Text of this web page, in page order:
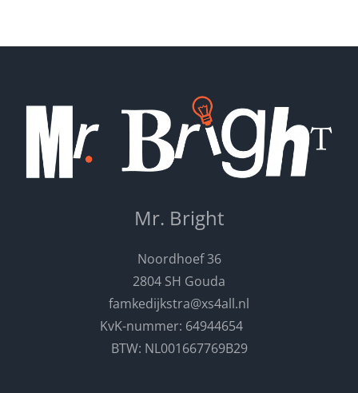
Mr. Bright
Noordhoef 36
2804 SH Gouda
famkedijkstra@xs4all.nl
KvK-nummer: 64944654
BTW: NL001667769B29